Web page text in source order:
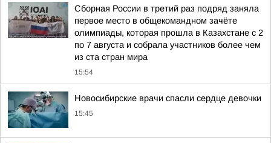
Сборная России в третий раз подряд заняла
первое место в общекомандном зачёте
олимпиады, которая прошла в Казахстане с 2
по 7 августа и собрала участников более чем
из ста стран мира
15:54
Новосибирские врачи спасли сердце девочки
15:45